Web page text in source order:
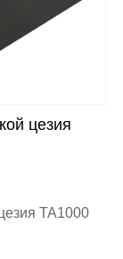
цезия
TA1000